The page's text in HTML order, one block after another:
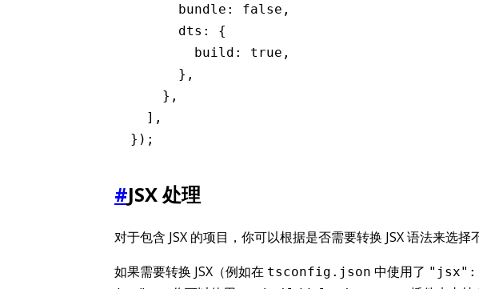
      bundle
: false ,
      dts
:
{
        build
: true ,
      }
,
    }
,
  ]
,
});
#JSX 处理
对于包含 JSX 的项目，你可以根据是否需要转换 JSX 语法来选择
如果需要转换 JSX（例如在 tsconfig.json 中使用了 "jsx":